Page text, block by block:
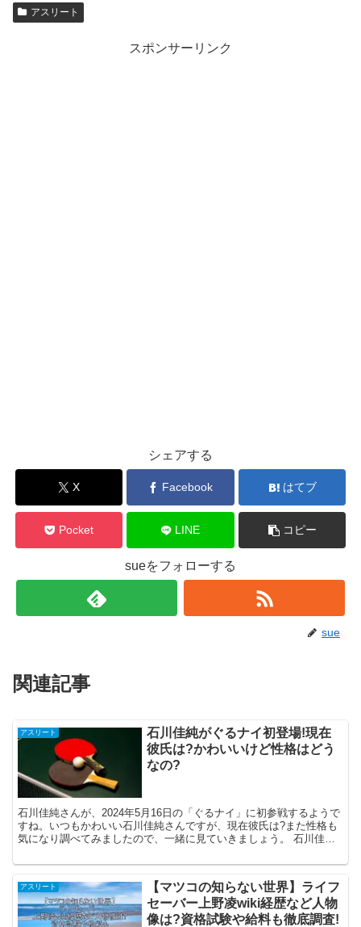
アスリート
スポンサーリンク
シェアする
X Facebook はてブ
Pocket LINE コピー
sueをフォローする
sue
関連記事
アスリート
石川佳純がぐるナイ初登場!現在
彼氏は?かわいいけど性格はどう
なの?
石川佳純さんが、2024年5月16日の「ぐるナイ」に初参戦するようで
すね。いつもかわいい石川佳純さんですが、現在彼氏は?また性格も
気になり調べてみましたので、一緒に見ていきましょう。 石川佳純
アスリート
【マツコの知らない世界】ライフ
セーバー上野凌wiki経歴など人物
像は?資格試験や給料も徹底調査!